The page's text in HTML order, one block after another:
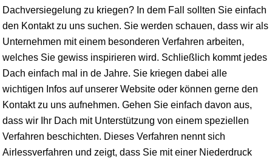
Dachversiegelung zu kriegen? In dem Fall sollten Sie einfach
den Kontakt zu uns suchen. Sie werden schauen, dass wir als
Unternehmen mit einem besonderen Verfahren arbeiten,
welches Sie gewiss inspirieren wird. Schließlich kommt jedes
Dach einfach mal in de Jahre. Sie kriegen dabei alle
wichtigen Infos auf unserer Website oder können gerne den
Kontakt zu uns aufnehmen. Gehen Sie einfach davon aus,
dass wir Ihr Dach mit Unterstützung von einem speziellen
Verfahren beschichten. Dieses Verfahren nennt sich
Airlessverfahren und zeigt, dass Sie mit einer Niederdruck